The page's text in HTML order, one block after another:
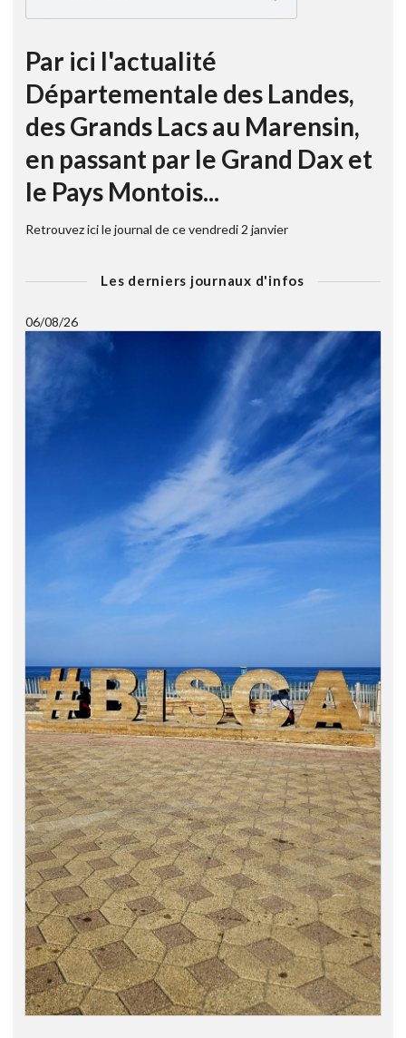
Par ici l'actualité
Départementale des Landes,
des Grands Lacs au Marensin,
en passant par le Grand Dax et
le Pays Montois...
Retrouvez ici le journal de ce vendredi 2 janvier
Les derniers journaux d'infos
06/08/26